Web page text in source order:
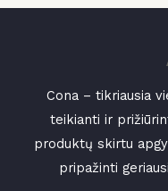
Cona – tikriausia
teikianti ir
produktų skirtu
pripažinti